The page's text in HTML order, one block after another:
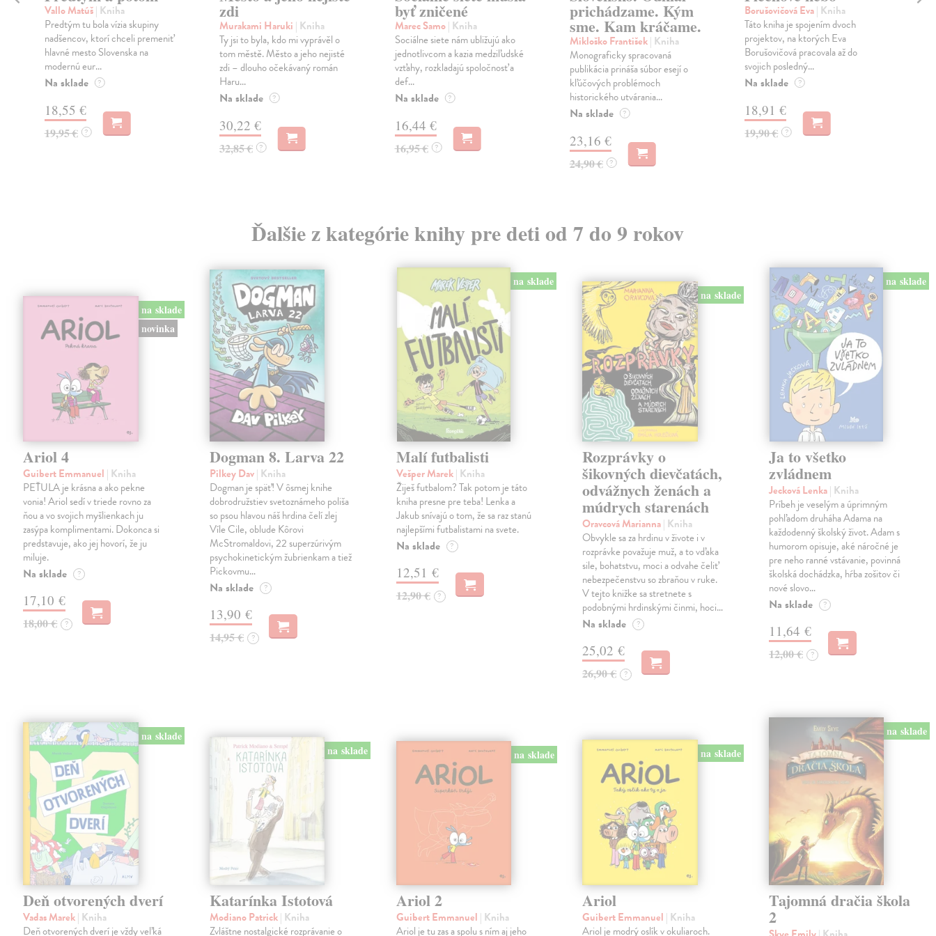
Vallo Matúš| Kniha
Predtým tu bola vízia skupiny
nadšencov, ktorí chceli premeniť
hlavné mesto Slovenska na
modernú eur...
Na sklade ?
18,55 €
19,95 € ?
zdi
Murakami Haruki | Kniha
Ty jsi to byla, kdo mi vyprávěl o
tom městě. Město a jeho nejisté
zdi – dlouho očekávaný román
Haru...
Na sklade ?
30,22 €
32,85 € ?
byť zničené
Marec Samo| Kniha
Sociálne siete nám ubližujú ako
jednotlivcom a kazia medziľudské
vzťahy, rozkladajú spoločnosť a
def...
Na sklade ?
16,44 €
16,95 € ?
prichádzame. Kým
sme. Kam kráčame.
Mikloško František| Kniha
Monograficky spracovaná
publikácia prináša súbor esejí o
kľúčových problémoch
historického utvárania...
Na sklade ?
23,16 €
24,90 € ?
Borušovičová Eva| Kniha
Táto kniha je spojením dvoch
projektov, na ktorých Eva
Borušovičová pracovala až do
svojich posledný...
Na sklade ?
18,91 €
19,90 € ?
Ďalšie z kategórie knihy pre deti od 7 do 9 rokov
na sklade
novinka
Ariol 4
Guibert Emmanuel | Kniha
PEŤULA je krásna a ako pekne
vonia! Ariol sedí v triede rovno za
ňou a vo svojich myšlienkach ju
zasýpa komplimentami. Dokonca si
predstavuje, ako jej hovorí, že ju
miluje.
Na sklade ?
17,10 €
18,00 € ?
Dogman 8. Larva 22
Pilkey Dav| Kniha
Dogman je späť! V ôsmej knihe
dobrodružstiev svetoznámeho poliša
so psou hlavou náš hrdina čelí zlej
Víle Cile, oblude Kôrovi
McStromaldovi, 22 superzúrivým
psychokinetickým žubrienkam a tiež
Pickovmu…
Na sklade ?
13,90 €
14,95 € ?
na sklade
Malí futbalisti
Vešper Marek| Kniha
Žiješ futbalom? Tak potom je táto
kniha presne pre teba! Lenka a
Jakub snívajú o tom, že sa raz stanú
najlepšími futbalistami na svete.
Na sklade ?
12,51 €
12,90 € ?
na sklade
Rozprávky o
šikovných dievčatách,
odvážnych ženách a
múdrych starenách
Oravcová Marianna| Kniha
Obvykle sa za hrdinu v živote i v
rozprávke považuje muž, a to vďaka
sile, bohatstvu, moci a odvahe čeliť
nebezpečenstvu so zbraňou v ruke.
V tejto knižke sa stretnete s
podobnými hrdinskými činmi, hoci…
Na sklade ?
25,02 €
26,90 € ?
na sklade
Ja to všetko
zvládnem
Jecková Lenka| Kniha
Príbeh je veselým a úprimným
pohľadom druháha Adama na
každodenný školský život. Adam s
humorom opisuje, aké náročné je
pre neho ranné vstávanie, povinná
školská dochádzka, hŕba zošitov či
nové slovo…
Na sklade ?
11,64 €
12,00 € ?
na sklade
Deň otvorených dverí
Vadas Marek| Kniha
Deň otvorených dverí je vždy veľká
na sklade
Katarínka Istotová
Modiano Patrick| Kniha
Zvláštne nostalgické rozprávanie o
na sklade
Ariol 2
Guibert Emmanuel | Kniha
Ariol je tu zas a spolu s ním aj jeho
na sklade
Ariol
Guibert Emmanuel | Kniha
Ariol je modrý oslík v okuliaroch.
na sklade
Tajomná dračia škola
2